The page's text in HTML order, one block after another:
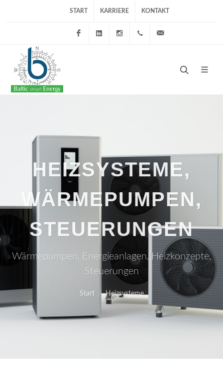
START KARRIERE KONTAKT
FacebookLinkedIn Instagram+49 4561 61348 40
HEIZSYSTEME,
WÄRMEPUMPEN,
STEUERUNGEN
Wärmepumpen, Energieanlagen, Heizkonzepte,
Steuerungen
Start Heizsysteme